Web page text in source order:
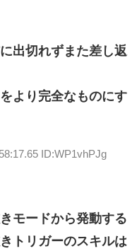
出切れずまた差し返
より完全なものにす
ID:WP1vhPJg
モードから発動する
トリガーのスキルは